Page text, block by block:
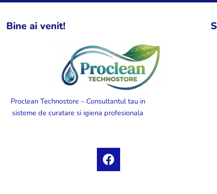
Bine ai venit!
Proclean Technostore – Consultantul tau in
sisteme de curatare si igiena profesionala
F
a
c